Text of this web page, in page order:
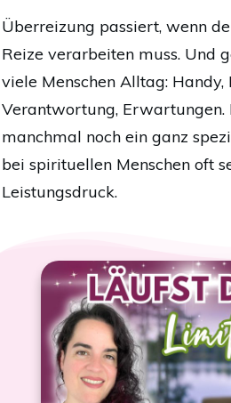
Überreizung passiert, wenn
Reize verarbeiten muss. Und
viele Menschen Alltag: Handy,
Verantwortung, Erwartungen.
manchmal noch ein ganz
bei spirituellen Menschen oft
Leistungsdruck.